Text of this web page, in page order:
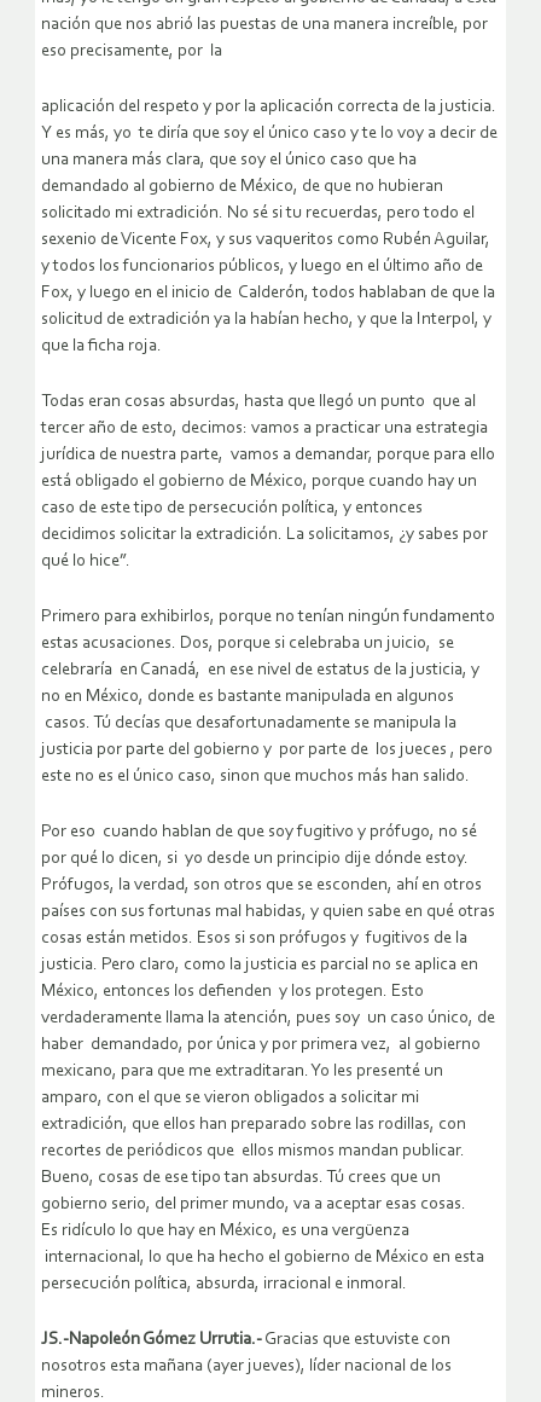
nación que nos abrió las puestas de una manera increíble, por
eso precisamente, por la
aplicación del respeto y por la aplicación correcta de la justicia.
Y es más, yo te diría que soy el único caso y te lo voy a decir de
una manera más clara, que soy el único caso que ha
demandado al gobierno de México, de que no hubieran
solicitado mi extradición. No sé si tu recuerdas, pero todo el
sexenio de Vicente Fox, y sus vaqueritos como Rubén Aguilar,
y todos los funcionarios públicos, y luego en el último año de
Fox, y luego en el inicio de Calderón, todos hablaban de que la
solicitud de extradición ya la habían hecho, y que la Interpol, y
que la ficha roja.
Todas eran cosas absurdas, hasta que llegó un punto que al
tercer año de esto, decimos: vamos a practicar una estrategia
jurídica de nuestra parte, vamos a demandar, porque para ello
está obligado el gobierno de México, porque cuando hay un
caso de este tipo de persecución política, y entonces
decidimos solicitar la extradición. La solicitamos, ¿y sabes por
qué lo hice”.
Primero para exhibirlos, porque no tenían ningún fundamento
estas acusaciones. Dos, porque si celebraba un juicio, se
celebraría en Canadá, en ese nivel de estatus de la justicia, y
no en México, donde es bastante manipulada en algunos
casos. Tú decías que desafortunadamente se manipula la
justicia por parte del gobierno y por parte de los jueces , pero
este no es el único caso, sinon que muchos más han salido.
Por eso cuando hablan de que soy fugitivo y prófugo, no sé
por qué lo dicen, si yo desde un principio dije dónde estoy.
Prófugos, la verdad, son otros que se esconden, ahí en otros
países con sus fortunas mal habidas, y quien sabe en qué otras
cosas están metidos. Esos si son prófugos y fugitivos de la
justicia. Pero claro, como la justicia es parcial no se aplica en
México, entonces los defienden y los protegen. Esto
verdaderamente llama la atención, pues soy un caso único, de
haber demandado, por única y por primera vez, al gobierno
mexicano, para que me extraditaran. Yo les presenté un
amparo, con el que se vieron obligados a solicitar mi
extradición, que ellos han preparado sobre las rodillas, con
recortes de periódicos que ellos mismos mandan publicar.
Bueno, cosas de ese tipo tan absurdas. Tú crees que un
gobierno serio, del primer mundo, va a aceptar esas cosas.
Es ridículo lo que hay en México, es una vergüenza
internacional, lo que ha hecho el gobierno de México en esta
persecución política, absurda, irracional e inmoral.
JS.-Napoleón Gómez Urrutia.- Gracias que estuviste con
nosotros esta mañana (ayer jueves), líder nacional de los
mineros.